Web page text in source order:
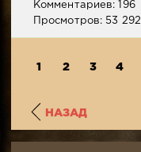
Комментариев: 196
Просмотров: 53 292
1 2 3 4
НАЗАД